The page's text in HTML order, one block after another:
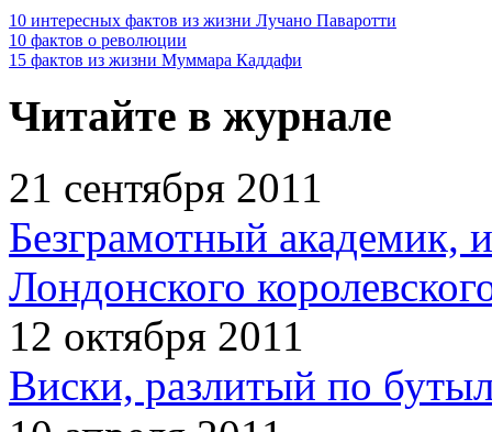
10 интересных фактов из жизни Лучано Паваротти
10 фактов о революции
15 фактов из жизни Муммара Каддафи
Читайте в журнале
21 сентября 2011
Безграмотный академик,
Лондонского
12 октября 2011
Виски, разлитый по